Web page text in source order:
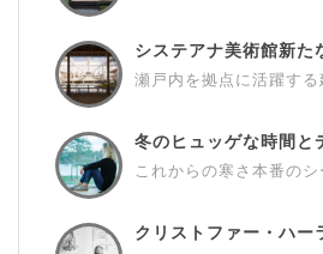
システアナ美術館新
瀬戸内を拠点に活躍す
冬のヒュッゲな時間と
これからの寒さ本番の
クリストファー・ハー